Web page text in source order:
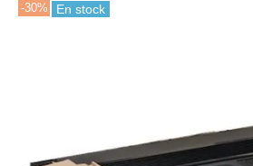
-30% En stock